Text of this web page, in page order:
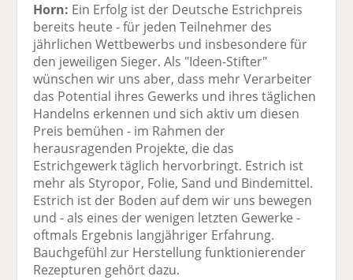
Horn: Ein Erfolg ist der Deutsche Estrichpreis
bereits heute - für jeden Teilnehmer des
jährlichen Wettbewerbs und insbesondere für
den jeweiligen Sieger. Als "Ideen-Stifter"
wünschen wir uns aber, dass mehr Verarbeiter
das Potential ihres Gewerks und ihres täglichen
Handelns erkennen und sich aktiv um diesen
Preis bemühen - im Rahmen der
herausragenden Projekte, die das
Estrichgewerk täglich hervorbringt. Estrich ist
mehr als Styropor, Folie, Sand und Bindemittel.
Estrich ist der Boden auf dem wir uns bewegen
und - als eines der wenigen letzten Gewerke -
oftmals Ergebnis langjähriger Erfahrung.
Bauchgefühl zur Herstellung funktionierender
Rezepturen gehört dazu.